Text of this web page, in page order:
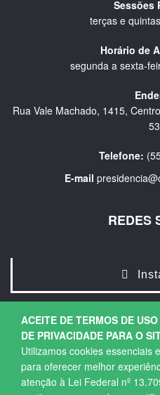
ACEITE DE TERMOS DE
DE PRIVACIDADE PARA O
Utilizamos cookies essenciais
para oferecer melhor
atenção à Lei Federal nº
Sessões
terças e
Horário de
segunda a sexta-
Rua Vale Machado, 1415,
Telefone:
E-mail
REDES
Copyright © 2026.